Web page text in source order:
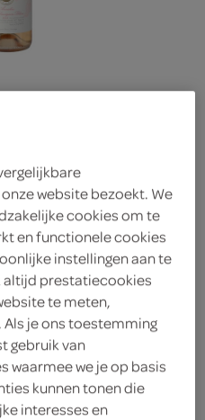
Laat je
zien
verkopen wijmeer
informatie
website bezoekt. We
cookies om te
en functionele cookies
instellingen aan te
altijd prestatiecookies
te meten,
je ons toestemming
gebruik van
waarmee we je op basis
kunnen tonen die
interesses en